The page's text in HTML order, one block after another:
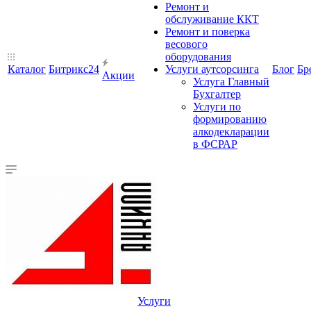
Каталог Битрикс24
Акции
Ремонт и
обслуживание ККТ
Ремонт и поверка
весового
оборудования
Услуги аутсорсинга
Услуга Главный
Бухгалтер
Услуги по
формированию
алкодекларации
в ФСРАР
Блог
Услуги